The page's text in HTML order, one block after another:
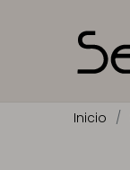
Inicio